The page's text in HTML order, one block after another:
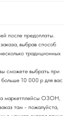
после предоплаты.
выбрав способ
традиционных
сможете выбрать при
больше 10 000 р для вас
маркетплейсы ОЗОН,
там - пожалуйста,